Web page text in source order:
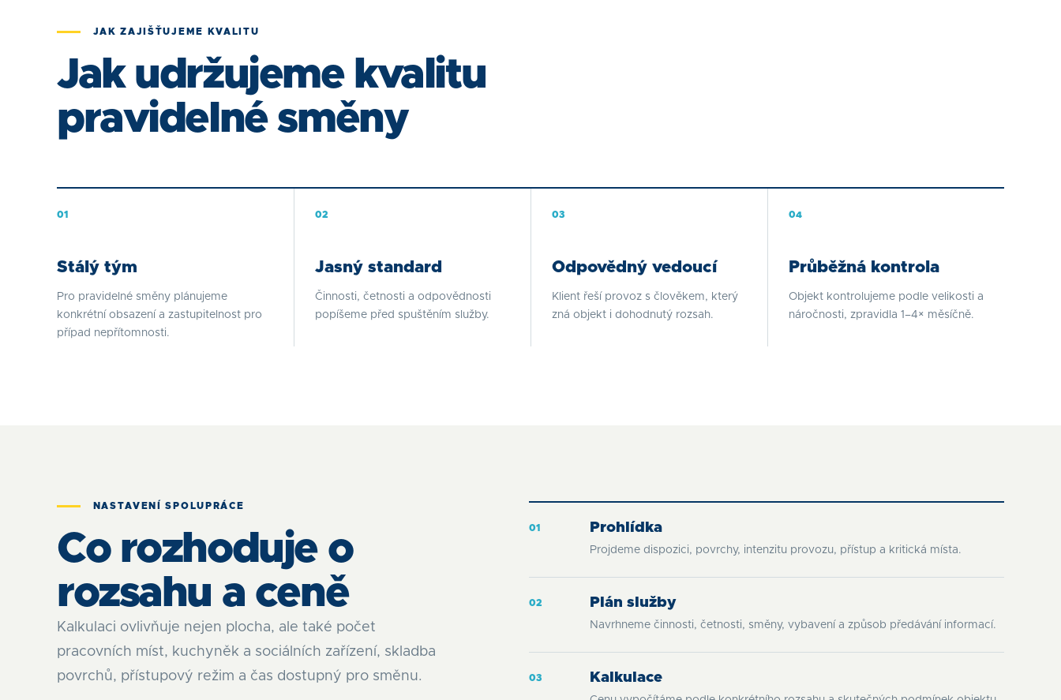
JAK ZAJIŠŤUJEME KVALITU
Jak udržujeme kvalitu
pravidelné směny
01
Stálý tým
Pro pravidelné směny plánujeme
konkrétní obsazení a zastupitelnost pro
případ nepřítomnosti.
02
Jasný standard
Činnosti, četnosti a odpovědnosti
popíšeme před spuštěním služby.
03
Odpovědný vedoucí
Klient řeší provoz s člověkem, který
zná objekt i dohodnutý rozsah.
04
Průběžná kontrola
Objekt kontrolujeme podle velikosti a
náročnosti, zpravidla 1–4× měsíčně.
NASTAVENÍ SPOLUPRÁCE
Co rozhoduje o
rozsahu a ceně
Kalkulaci ovlivňuje nejen plocha, ale také počet
pracovních míst, kuchyněk a sociálních zařízení, skladba
povrchů, přístupový režim a čas dostupný pro směnu.
01 Prohlídka
Projdeme dispozici, povrchy, intenzitu provozu, přístup a kritická místa.
02 Plán služby
Navrhneme činnosti, četnosti, směny, vybavení a způsob předávání informací.
03 Kalkulace